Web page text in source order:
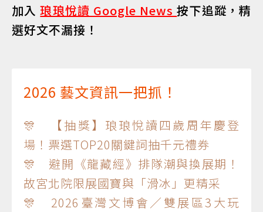
加入琅琅悅讀 Google News按下追蹤，精
選好文不漏接！
2026 藝文資訊一把抓！
🎊 【抽獎】琅琅悅讀四歲周年慶登
場！票選TOP20關鍵詞抽千元禮券
🎊 避開《龍藏經》排隊潮與換展期！
故宮北院限展國寶與「滑冰」更精采
🎊 2026臺灣文博會／雙展區3大玩